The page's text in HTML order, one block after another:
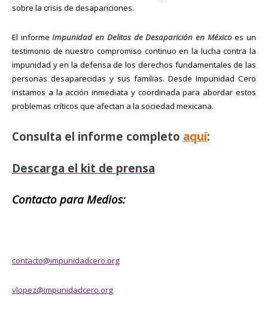
sobre la crisis de desapariciones.
El informeImpunidad en Delitos de Desaparición en Méxicoes un
testimonio de nuestro compromiso continuo en la lucha contra la
impunidad y en la defensa de los derechos fundamentales de las
personas desaparecidas y sus familias. Desde Impunidad Cero
instamos a la acción inmediata y coordinada para abordar estos
problemas críticos que afectan a la sociedad mexicana.
Consulta el informe completo aquí:
Descarga el kit de prensa
Contacto para Medios:
contacto@impunidadcero.org
vlopez@impunidadcero.org